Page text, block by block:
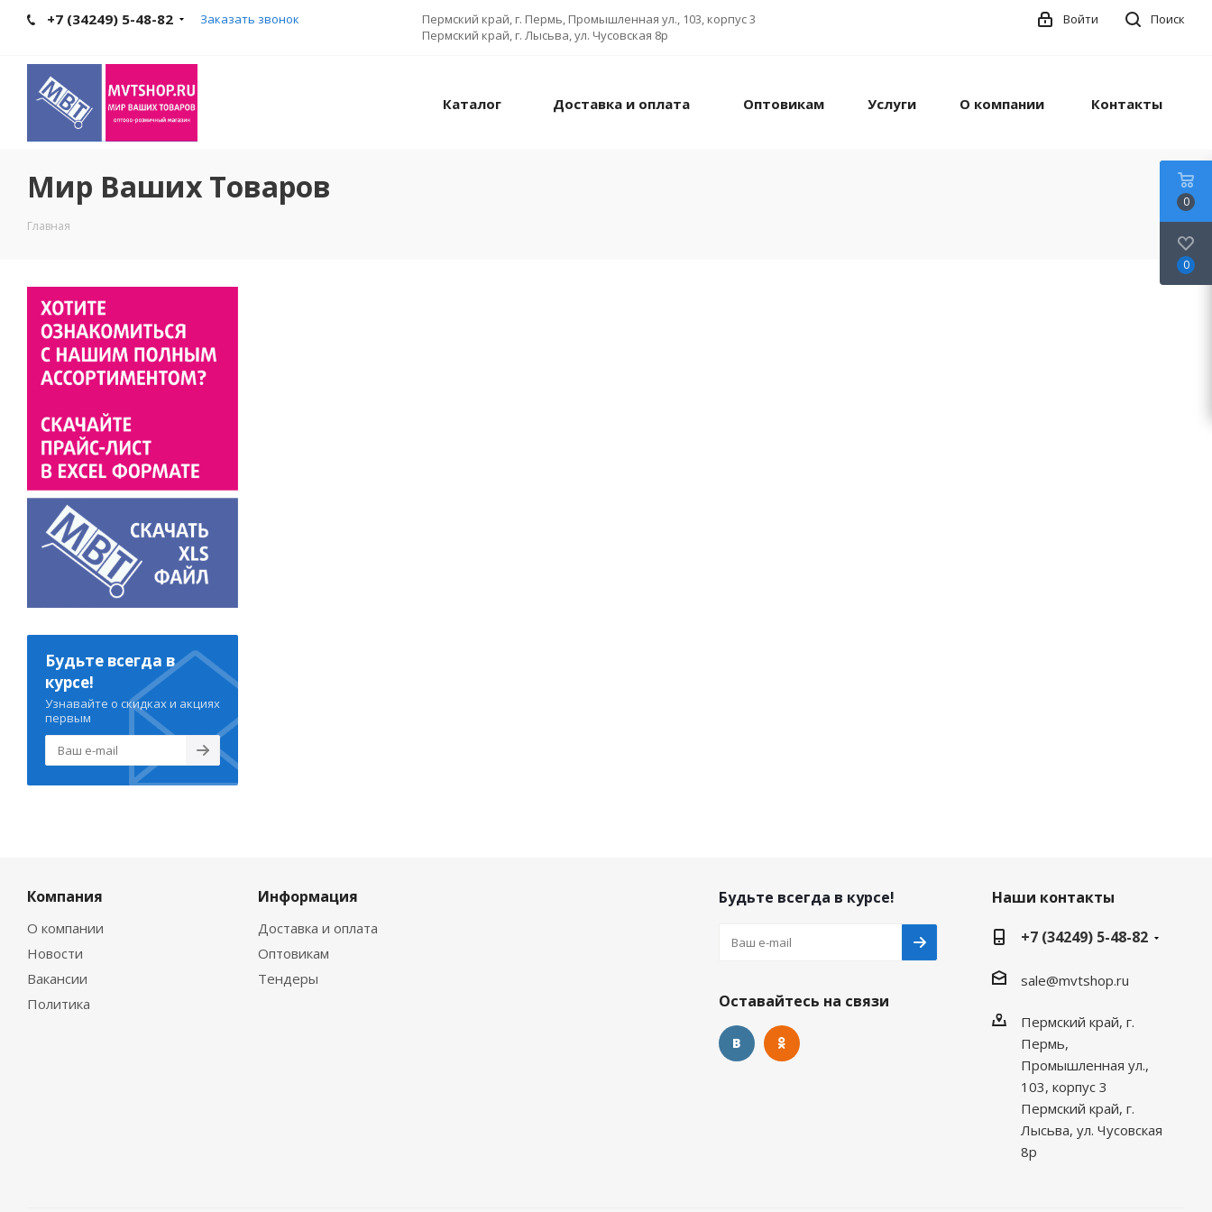
+7 (34249) 5-48-82 Заказать звонок
Пермский край, г. Пермь, Промышленная ул., 103, корпус 3
Пермский край, г. Лысьва, ул. Чусовская 8р
Поиск
Войти
Каталог Доставка и оплата Оптовикам Услуги О компании Контакты
Мир Ваших Товаров
Главная
Будьте всегда в
курсе!
Узнавайте о скидках и акциях
первым
Компания
О компании
Новости
Вакансии
Политика
Информация
Доставка и оплата
Оптовикам
Тендеры
Будьте всегда в курсе!
Оставайтесь на связи
Наши контакты
+7 (34249) 5-48-82
sale@mvtshop.ru
Пермский край, г.
Пермь,
Промышленная ул.,
103, корпус 3
Пермский край, г.
Лысьва, ул. Чусовская
8р
0
0